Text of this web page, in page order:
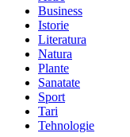
Business
Istorie
Literatura
Natura
Plante
Sanatate
Sport
Tari
Tehnologie